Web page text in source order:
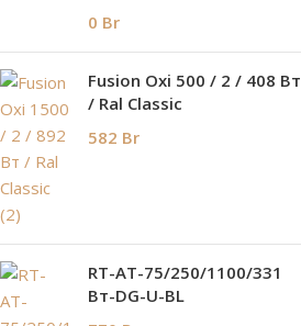
0 Br
Fusion Oxi 500 / 2 / 408 Вт
/ Ral Classic
582 Br
RT-AT-75/250/1100/331
Вт-DG-U-BL